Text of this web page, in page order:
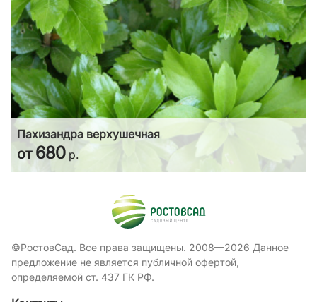
Пахизандра верхушечная
от 680 р.
©РостовСад. Все права защищены. 2008—2026 Данное
предложение не является публичной офертой,
определяемой ст. 437 ГК РФ.